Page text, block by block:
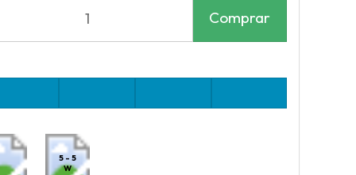
Comprar
5 - 5
W